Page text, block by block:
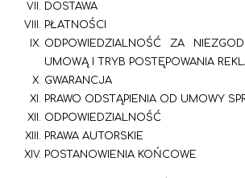
DOSTAWA
PŁATNOŚCI
ODPOWIEDZIALNOŚĆ ZA
UMOWĄ I TRYB POSTĘPOWANIA
GWARANCJA
PRAWO ODSTĄPIENIA OD UMOWY
ODPOWIEDZIALNOŚĆ
PRAWA AUTORSKIE
POSTANOWIENIA KOŃCOWE